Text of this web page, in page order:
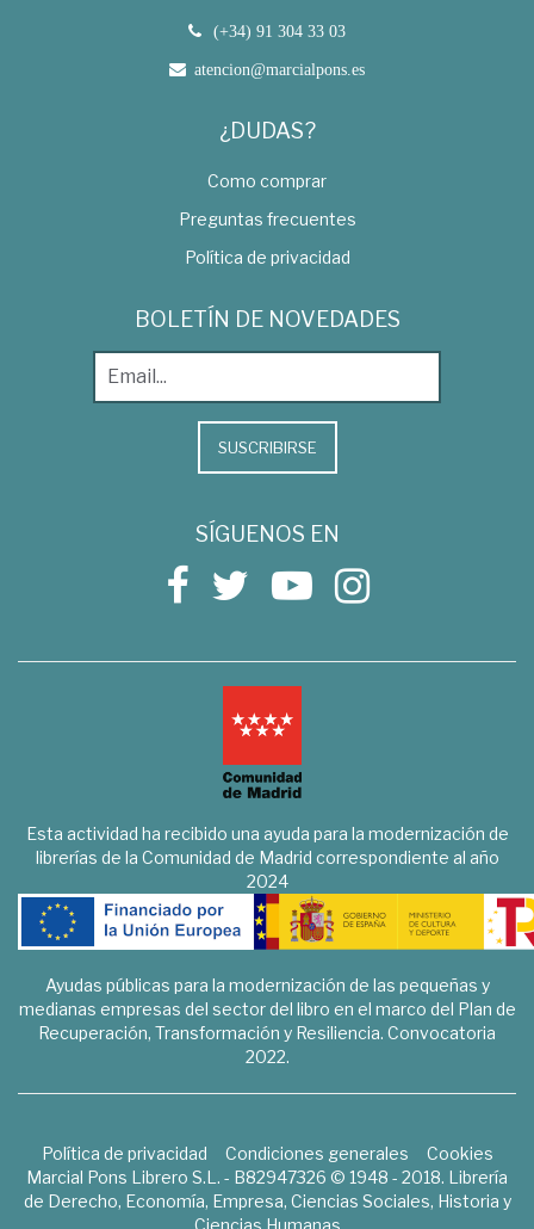
(+34) 91 304 33 03
atencion@marcialpons.es
¿DUDAS?
Como comprar
Preguntas frecuentes
Política de privacidad
BOLETÍN DE NOVEDADES
SUSCRIBIRSE
SÍGUENOS EN
Esta actividad ha recibido una ayuda para la modernización de
librerías de la Comunidad de Madrid correspondiente al año
2024
Ayudas públicas para la modernización de las pequeñas y
medianas empresas del sector del libro en el marco del Plan de
Recuperación, Transformación y Resiliencia. Convocatoria
2022.
Política de privacidad Condiciones generales
Cookies
Marcial Pons Librero S.L. - B82947326 © 1948 - 2018. Librería
de Derecho, Economía, Empresa, Ciencias Sociales, Historia y
Ciencias Humanas